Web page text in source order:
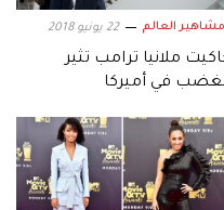
العالم 22 يونيو 2018
ملانيا ترامب تثير
في أميركا